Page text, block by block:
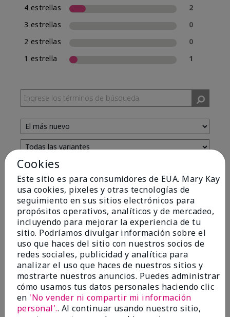
4 estrellas
2
3 estrellas
0
2 estrellas
0
1 estrella
1
Evaluado por 13 clientes
5
Yeh! I really works
EnviadoHace 4 meses
porChar
deDetroit, Mi
Evaluado en
marykay.com/en-us/
I ski all winter and since adding this to my progam
Cookies
Este sitio es para consumidores de EUA. Mary Kay
usa cookies, pixeles y otras tecnologías de
seguimiento en sus sitios electrónicos para
propósitos operativos, analíticos y de mercadeo,
incluyendo para mejorar la experiencia de tu
sitio. Podríamos divulgar información sobre el
uso que haces del sitio con nuestros socios de
redes sociales, publicidad y analítica para
analizar el uso que haces de nuestros sitios y
mostrarte nuestros anuncios. Puedes administrar
cómo usamos tus datos personales haciendo clic
en 'No vender ni compartir mi información
personal'.. Al continuar usando nuestro sitio,